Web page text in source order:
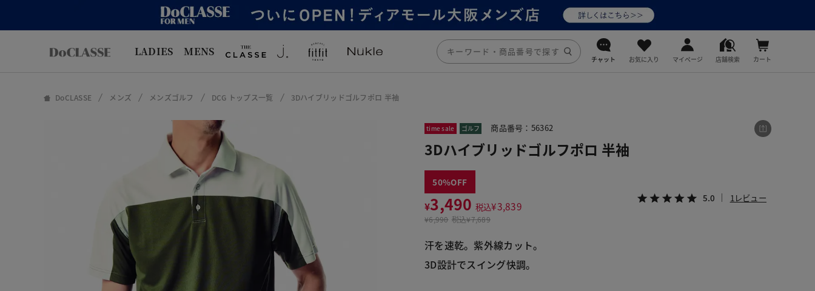
LADIES MENS
チャット お気に入り マイページ 店舗検索 カート
DoCLASSE メンズ メンズゴルフ DCG トップス一覧 3Dハイブリッドゴルフポロ 半袖
time sale ゴルフ 商品番号：56362
3Dハイブリッドゴルフポロ 半袖
50
¥3,490 税込¥3,839
¥6,990 税込¥7,689
5.0 1レビュー
汗を速乾。紫外線カット。
3D設計でスイング快調。